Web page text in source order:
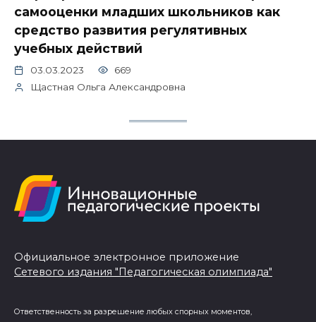
самооценки младших школьников как
средство развития регулятивных
учебных действий
03.03.2023
669
Щастная Ольга Александровна
Официальное электронное приложение
Сетевого издания "Педагогическая олимпиада"
Ответственность за разрешение любых спорных моментов,